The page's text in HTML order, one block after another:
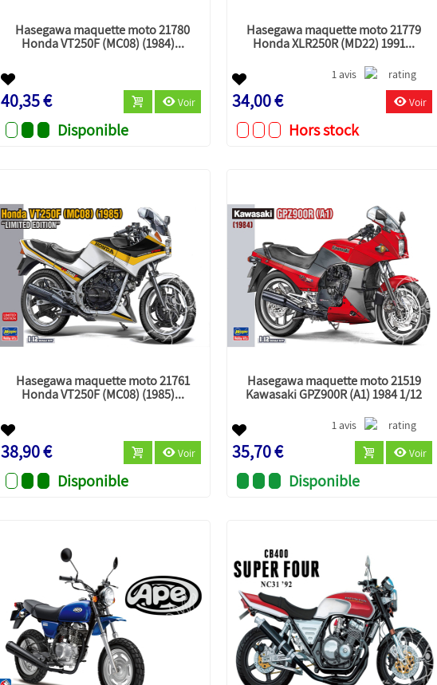
Hasegawa maquette moto 21780
Honda VT250F (MC08) (1984)...
40,35 € Voir
Disponible
Hasegawa maquette moto 21779
Honda XLR250R (MD22) 1991...
1 avis
34,00 € Voir
Hors stock
Hasegawa maquette moto 21761
Honda VT250F (MC08) (1985)...
38,90 € Voir
Disponible
Hasegawa maquette moto 21519
Kawasaki GPZ900R (A1) 1984 1/12
1 avis
35,70 € Voir
Disponible